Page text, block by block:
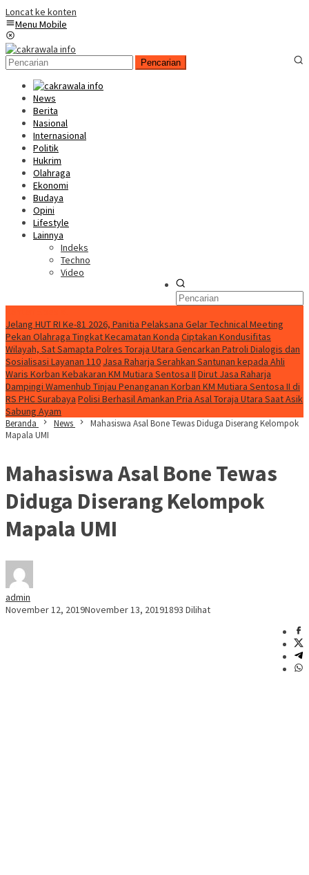
Loncat ke konten
Menu Mobile
Pencarian
News
Berita
Nasional
Internasional
Politik
Hukrim
Olahraga
Ekonomi
Budaya
Opini
Lifestyle
Lainnya
Indeks
Techno
Video
Jelang HUT RI Ke-81 2026, Panitia Pelaksana Gelar Technical Meeting
Pekan Olahraga Tingkat Kecamatan Konda Ciptakan Kondusifitas
Wilayah, Sat Samapta Polres Toraja Utara Gencarkan Patroli Dialogis dan
Sosialisasi Layanan 110 Jasa Raharja Serahkan Santunan kepada Ahli
Waris Korban Kebakaran KM Mutiara Sentosa II Dirut Jasa Raharja
Dampingi Wamenhub Tinjau Penanganan Korban KM Mutiara Sentosa II di
RS PHC Surabaya Polisi Berhasil Amankan Pria Asal Toraja Utara Saat Asik
Sabung Ayam
Beranda News
Mahasiswa Asal Bone Tewas Diduga Diserang Kelompok
Mapala UMI
Mahasiswa Asal Bone Tewas
Diduga Diserang Kelompok
Mapala UMI
admin
November 12, 2019November 13, 20191893 Dilihat